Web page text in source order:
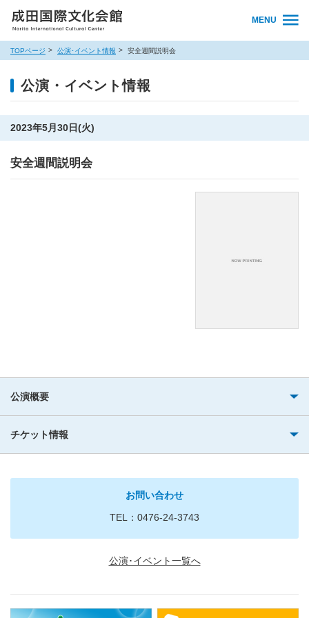
MENU
TOPページ 公演･イベント情報 安全週間説明会
公演・イベント情報
2023年5月30日(火)
安全週間説明会
公演概要
チケット情報
お問い合わせ
TEL：0476-24-3743
公演･イベント一覧へ